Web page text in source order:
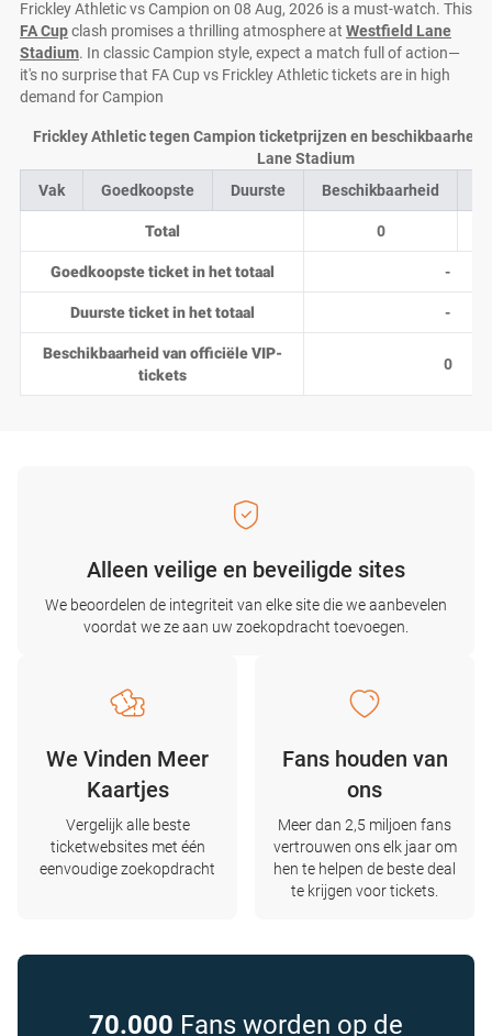
Frickley Athletic vs Campion on 08 Aug, 2026 is a must-watch. This
FA Cupclash promises a thrilling atmosphere at Westfield Lane
Stadium. In classic Campion style, expect a match full of action—
it's no surprise that FA Cup vs Frickley Athletic tickets are in high
demand for Campion
Vak Goedkoopste Duurste Beschikbaarheid
Total 0
Goedkoopste ticket in het totaal -
Duurste ticket in het totaal -
Beschikbaarheid van officiële VIP-
tickets
0
Frickley Athletic tegen Campion ticketprijzen en
Lane Stadium
Alleen veilige en beveiligde sites
We beoordelen de integriteit van elke site die we aanbevelen
voordat we ze aan uw zoekopdracht toevoegen.
We Vinden Meer
Kaartjes
Vergelijk alle beste
ticketwebsites met één
eenvoudige zoekopdracht
Fans houden van
ons
Meer dan 2,5 miljoen fans
vertrouwen ons elk jaar om
hen te helpen de beste deal
te krijgen voor tickets.
70.000 Fans worden op de